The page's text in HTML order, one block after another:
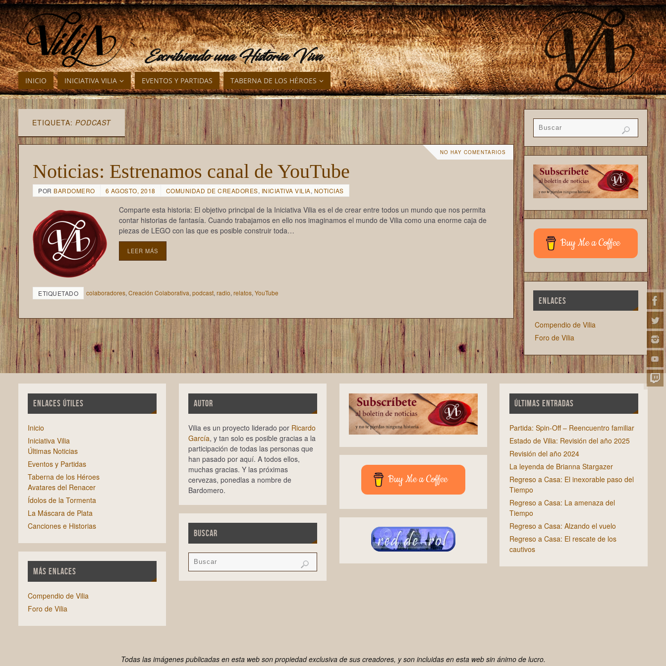
Escribiendo una Historia Viva
INICIO INICIATIVA VILIA EVENTOS Y PARTIDAS TABERNA DE LOS HÉROES
ETIQUETA: PODCAST
NO HAY COMENTARIOS
Noticias: Estrenamos canal de YouTube
POR BARDOMERO 6 AGOSTO, 2018 COMUNIDAD DE CREADORES, INICIATIVA VILIA, NOTICIAS
Comparte esta historia: El objetivo principal de la Iniciativa Vilia es el de crear entre todos un mundo que nos permita
contar historias de fantasía. Cuando trabajamos en ello nos imaginamos el mundo de Vilia como una enorme caja de
piezas de LEGO con las que es posible construir toda…
LEER MÁS
ETIQUETADO colaboradores, Creación Colaborativa, podcast, radio, relatos, YouTube
Buy Me a Coffee
ENLACES
Compendio de Vilia
Foro de Vilia
ENLACES ÚTILES
Inicio
Iniciativa Vilia
Últimas Noticias
Eventos y Partidas
Taberna de los Héroes
Avatares del Renacer
Ídolos de la Tormenta
La Máscara de Plata
Canciones e Historias
MÁS ENLACES
Compendio de Vilia
Foro de Vilia
AUTOR
Vilia es un proyecto liderado por Ricardo
García, y tan solo es posible gracias a la
participación de todas las personas que
han pasado por aquí. A todos ellos,
muchas gracias. Y las próximas
cervezas, ponedlas a nombre de
Bardomero.
BUSCAR
Buy Me a Coffee
ÚLTIMAS ENTRADAS
Partida: Spin-Off – Reencuentro familiar
Estado de Vilia: Revisión del año 2025
Revisión del año 2024
La leyenda de Brianna Stargazer
Regreso a Casa: El inexorable paso del
Tiempo
Regreso a Casa: La amenaza del
Tiempo
Regreso a Casa: Alzando el vuelo
Regreso a Casa: El rescate de los
cautivos
Todas las imágenes publicadas en esta web son propiedad exclusiva de sus creadores, y son incluidas en esta web sin ánimo de lucro.